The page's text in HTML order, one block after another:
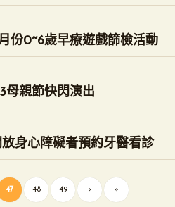
月份0~6歲早療遊戲篩檢活動
母親節快閃演出
放身心障礙者預約牙醫看診
47 48 49 › »